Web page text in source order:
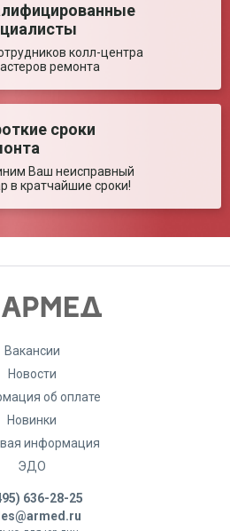
колл-центра
ремонта
сроки
Ваш неисправный
в кратчайшие сроки!
Вакансии
Новости
об оплате
Новинки
информация
ЭДО
636-28-25